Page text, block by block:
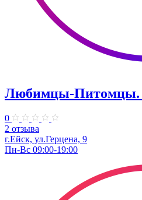
Любимцы-Питомцы.
0
2 отзыва
г.Ейск, ул.Герцена, 9
Пн-Вс 09:00-19:00